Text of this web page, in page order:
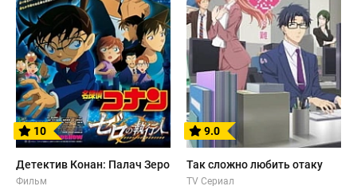
10
Детектив Конан: Палач Зеро
Фильм
9.0
Так сложно любить отаку
TV Сериал